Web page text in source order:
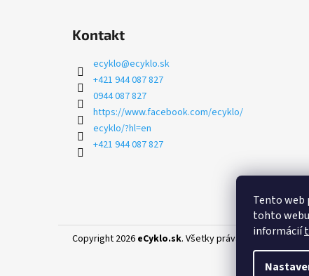
Tento web
tohto
informácií
Kontakt
ecyklo@ecyklo.sk
+421 944 087 827
0944 087 827
https://www.facebook.com/ecyklo/
ecyklo/?hl=en
+421 944 087 827
Copyright 2026 eCyklo.sk. Všetky práva vyhradené.